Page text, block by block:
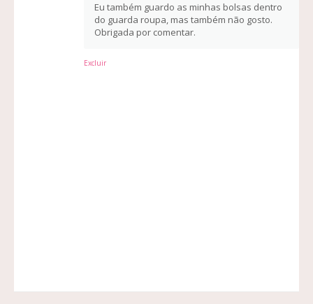
Eu também guardo as minhas bolsas dentro
do guarda roupa, mas também não gosto.
Obrigada por comentar.
Excluir